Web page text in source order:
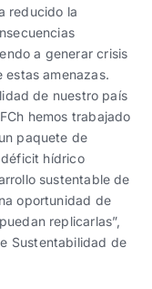
reducido la
a generar crisis
estas amenazas.
de nuestro país
hemos trabajado
paquete de
hídrico
sustentable de
oportunidad de
replicarlas”,
Sustentabilidad de